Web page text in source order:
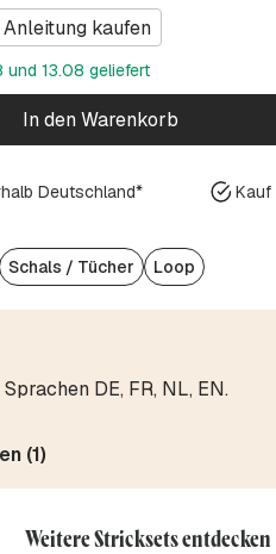
kaufen
und 13.08 geliefert
In den Warenkorb
Deutschland* Kauf
Schals / Tücher Loop
DE, FR, NL, EN.
(1)
Weitere Stricksets entdecken